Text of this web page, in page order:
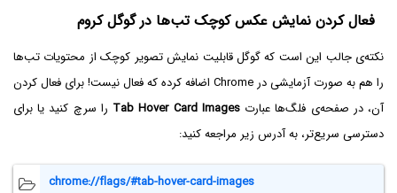
فعال کردن نمایش عکس کوچک تب‌ها در گوگل کروم
نکته‌ی جالب این است که گوگل قابلیت نمایش تصویر کوچک از محتویات تب‌ها
را هم به صورت آزمایشی در Chrome اضافه کرده که فعال نیست! برای فعال کردن
آن، در صفحه‌ی فلگ‌ها عبارتTab Hover Card Images را سرچ کنید یا برای
دسترسی سریع‌تر، به آدرس زیر مراجعه کنید:
chrome://flags/#tab-hover-card-images